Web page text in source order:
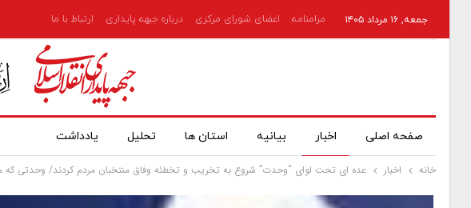
جمعه, ۱۶ مرداد ۱۴۰۵ مرامنامه اعضای شورای مرکزی درباره جبهه پایداری ارتباط با ما
صفحه اصلی اخبار بیانیه استان ها تحلیل یادداشت
خانه اخبار عده ای تحت لوای “وحدت” شروع به تخریب و تخطئه وفاق منتخبان مردم کردند/ وحدتی که